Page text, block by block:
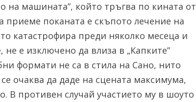
на машината”, който тръгва по кината от
приеме поканата е скъпото лечение на
катастрофира преди няколко месеца и
е изключено да влиза в „Капките”
формати не са в стила на Сано, нито
очаква да даде на сцената максимума,
В противен случай участието му в шоуто